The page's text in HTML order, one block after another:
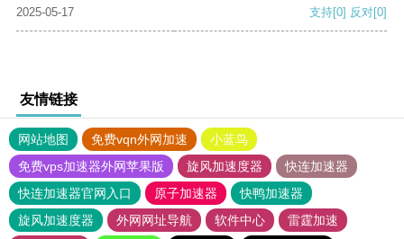
2025-05-17
支持[0] 反对[0]
友情链接
网站地图 免费vqn外网加速
小蓝鸟
免费vps加速器外网苹果版
旋风加速度器
快连加速器
快连加速器官网入口
原子加速器
快鸭加速器
旋风加速度器
外网网址导航 软件中心
雷霆加速